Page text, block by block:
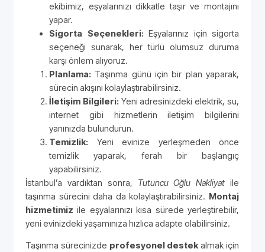
ekibimiz, eşyalarınızı dikkatle taşır ve montajını
yapar.
Sigorta Seçenekleri: Eşyalarınız için sigorta
seçeneği sunarak, her türlü olumsuz duruma
karşı önlem alıyoruz.
Planlama: Taşınma günü için bir plan yaparak,
sürecin akışını kolaylaştırabilirsiniz.
İletişim Bilgileri: Yeni adresinizdeki elektrik, su,
internet gibi hizmetlerin iletişim bilgilerini
yanınızda bulundurun.
Temizlik: Yeni evinize yerleşmeden önce
temizlik yaparak, ferah bir başlangıç
yapabilirsiniz.
İstanbul’a vardıktan sonra, Tutuncu Oğlu Nakliyat ile
taşınma sürecini daha da kolaylaştırabilirsiniz. Montaj
hizmetimiz ile eşyalarınızı kısa sürede yerleştirebilir,
yeni evinizdeki yaşamınıza hızlıca adapte olabilirsiniz.
Taşınma sürecinizde profesyonel destek almak için